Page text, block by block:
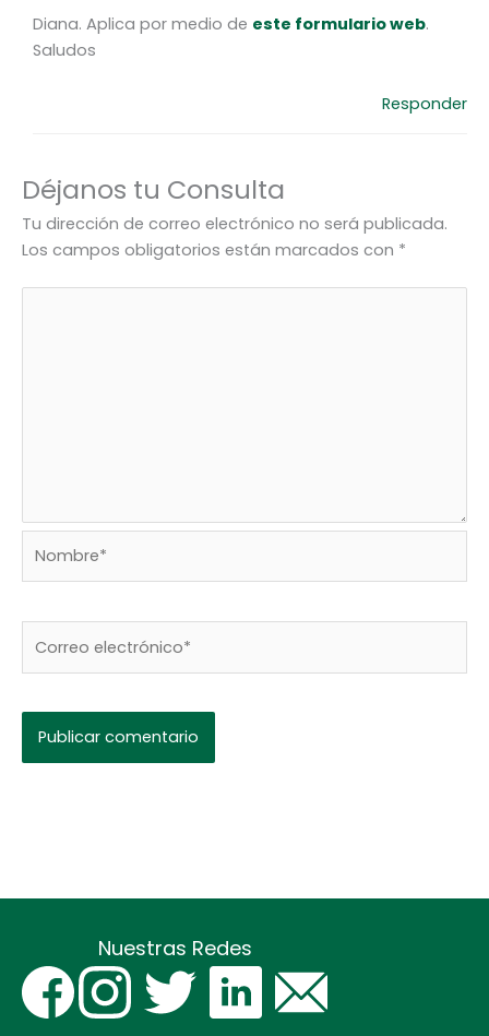
Diana. Aplica por medio de este formulario web.
Saludos
Responder
Déjanos tu Consulta
Tu dirección de correo electrónico no será publicada.
Los campos obligatorios están marcados con *
electrónico*
Nuestras Redes